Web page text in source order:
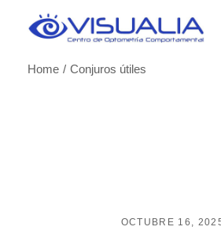
Home
Conjuros útiles
OCTUBRE 16,